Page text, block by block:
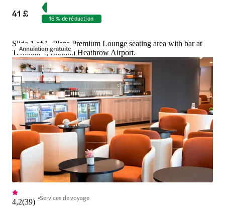
41 £ 16 % de réduction
Annulation gratuite
Slide 1 of 1, Plaza Premium Lounge seating area with bar at
Terminal 4, London Heathrow Airport.
4,2(39) Services de voyage